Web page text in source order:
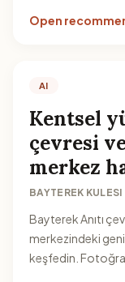
Open
AI
Kentsel
çevresi
merkez
BAYTEREK KULESI
Bayterek Anıtı
merkezindeki
keşfedin. Fotoğraf